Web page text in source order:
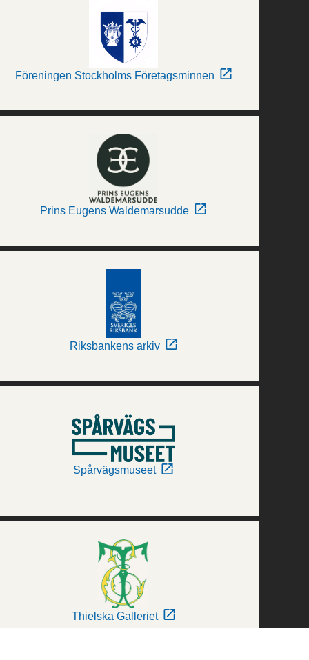
Föreningen Stockholms Företagsminnen
Prins Eugens Waldemarsudde
Riksbankens arkiv
Spårvägsmuseet
Thielska Galleriet